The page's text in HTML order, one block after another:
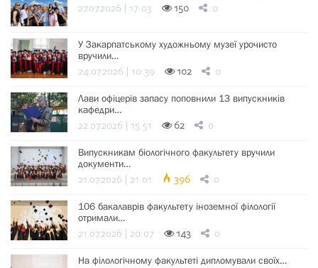
27.07.2026 | 17:03 150 0
У Закарпатському художньому музеї урочисто
вручили…
24.07.2026 | 10:39 102 0
Лави офіцерів запасу поповнили 13 випускників
кафедри…
22.07.2026 | 15:51 62 0
Випускникам біологічного факультету вручили
документи…
21.07.2026 | 21:01 396 0
106 бакалаврів факультету іноземної філології
отримали…
21.07.2026 | 20:07 143 0
На філологічному факультеті дипломували своїх…